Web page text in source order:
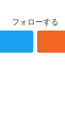
フォローする